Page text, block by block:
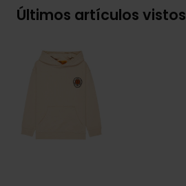
Últimos artículos vistos